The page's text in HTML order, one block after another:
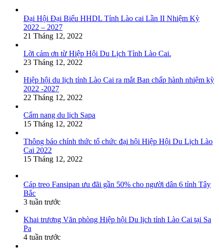
Đại Hội Đại Biểu HHDL Tỉnh Lào cai Lần II Nhiệm Kỳ
2022 – 2027
21 Tháng 12, 2022
Lời cảm ơn từ Hiệp Hội Du Lịch Tỉnh Lào Cai.
23 Tháng 12, 2022
Hiệp hội du lịch tỉnh Lào Cai ra mắt Ban chấp hành nhiệm kỳ
2022 -2027
22 Tháng 12, 2022
Cẩm nang du lịch Sapa
15 Tháng 12, 2022
Thông báo chính thức tổ chức đại hội Hiệp Hội Du Lịch Lào
Cai 2022
15 Tháng 12, 2022
Cáp treo Fansipan ưu đãi gần 50% cho người dân 6 tỉnh Tây
Bắc
3 tuần trước
Khai trương Văn phòng Hiệp hội Du lịch tỉnh Lào Cai tại Sa
Pa
4 tuần trước